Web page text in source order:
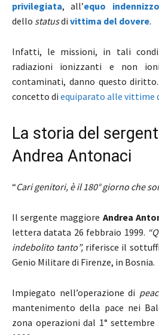
privilegiata, all’equo indennizzo
dello statusdi vittima del dovere.
Infatti, le missioni, in tali
radiazioni ionizzanti e non
contaminati, danno questo
concetto di equiparato alle vittime
La storia del
Andrea Antonaci
“Cari genitori, è il 180° giorno che
Il sergente maggiore Andrea
lettera datata 26 febbraio 1999.
indebolito tanto”, riferisce il
Genio Militare di Firenze, in Bosnia.
Impiegato nell’operazione di
mantenimento della pace nei
zona operazioni dal 1°